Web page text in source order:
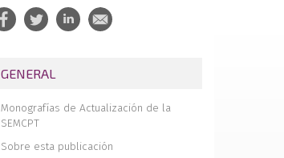
GENERAL
Monografías de Actualización de la
SEMCPT
Sobre esta publicación